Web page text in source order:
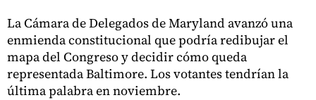
La Cámara de Delegados de Maryland avanzó una
enmienda constitucional que podría redibujar el
mapa del Congreso y decidir cómo queda
representada Baltimore. Los votantes tendrían la
última palabra en noviembre.